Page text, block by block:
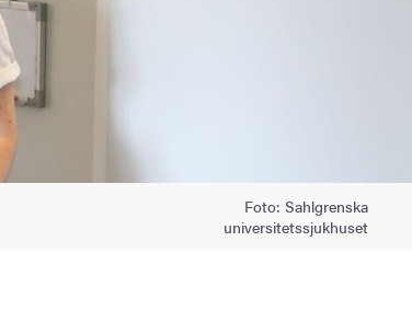
Foto: Sahlgrenska
universitetssjukhuset